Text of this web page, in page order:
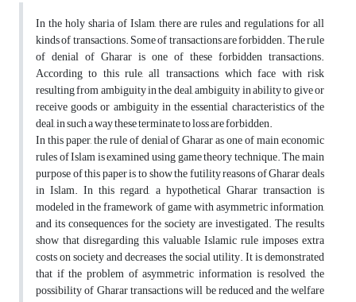
In the holy sharia of Islam, there are rules and regulations for all
kinds of transactions. Some of transactions are forbidden. The rule
of denial of Gharar is one of these forbidden transactions.
According to this rule, all transactions, which face with risk
resulting from ambiguity in the deal, ambiguity in ability to give or
receive goods or ambiguity in the essential characteristics of the
deal, in such a way these terminate to loss are forbidden.
In this paper, the rule of denial of Gharar as one of main economic
rules of Islam is examined using game theory technique. The main
purpose of this paper is to show the futility reasons of Gharar deals
in Islam. In this regard, a hypothetical Gharar transaction is
modeled in the framework of game with asymmetric information,
and its consequences for the society are investigated. The results
show that disregarding this valuable Islamic rule imposes extra
costs on society and decreases the social utility. It is demonstrated
that if the problem of asymmetric information is resolved, the
possibility of Gharar transactions will be reduced and the welfare